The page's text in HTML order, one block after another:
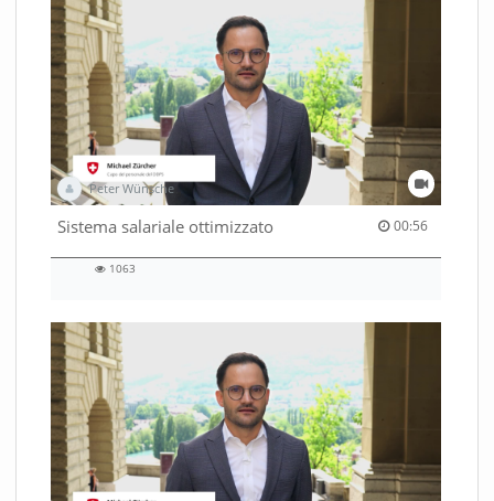
Peter Wünsche
Sistema salariale ottimizzato 00:56
00:56 duration
1063